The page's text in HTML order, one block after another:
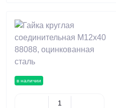
в наличии